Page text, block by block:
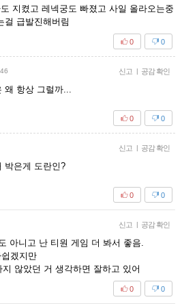
지켰고 레넥궁도 빠졌고 사일 올라오는중
걸 급발진해버림
0
0
신고 공감 확인
왜 항상 그럴까...
0
0
신고 공감 확인
박은게 도란인?
0
0
신고 공감 확인
아니고 난 티원 게임 더 봐서 좋음.
겠지만
않았던 거 생각하면 잘하고 있어
0
0